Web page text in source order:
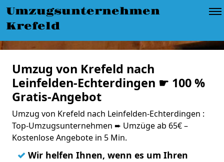
Umzugsunternehmen
Krefeld
Umzug von Krefeld nach
Leinfelden-Echterdingen ☛ 100 %
Gratis-Angebot
Umzug von Krefeld nach Leinfelden-Echterdingen :
Top-Umzugsunternehmen ➨ Umzüge ab 65€ –
Kostenlose Angebote in 5 Min.
✓ Wir helfen Ihnen, wenn es um Ihren